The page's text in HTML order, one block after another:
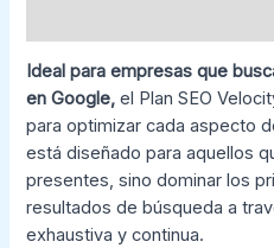
Ideal para empresas que
en Google, el Plan SEO
para optimizar cada aspecto
está diseñado para aquellos
presentes, sino dominar los
resultados de búsqueda a
exhaustiva y continua.